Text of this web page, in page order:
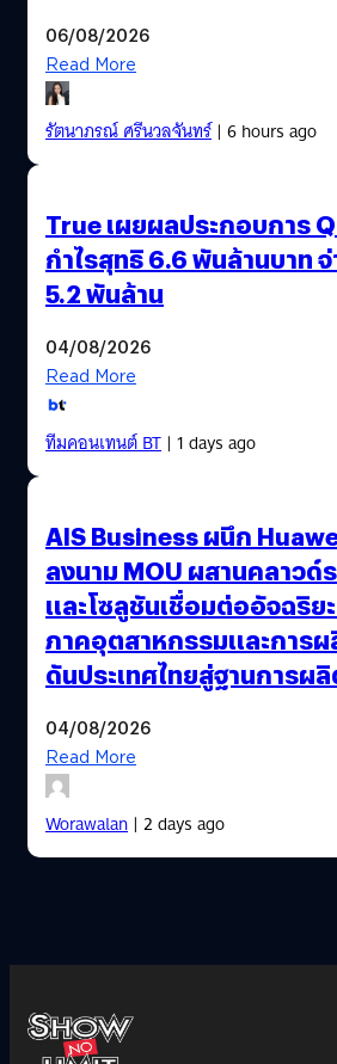
06/08/2026
Read More
รัตนาภรณ์ ศรีนวลจันทร์| 6 hours ago
True เผยผลประกอบการ
กำไรสุทธิ 6.6 พันล้านบาท
5.2 พันล้าน
04/08/2026
Read More
ทีมคอนเทนต์ BT| 1 days ago
AIS Business ผนึก
ลงนาม MOU ผสานคลาวด์
และโซลูชันเชื่อมต่ออัจฉริย
ภาคอุตสาหกรรมและการ
ดันประเทศไทยสู่ฐานการผ
04/08/2026
Read More
Worawalan| 2 days ago